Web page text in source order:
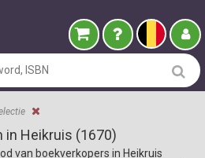
in Heikruis (1670)
van boekverkopers in Heikruis